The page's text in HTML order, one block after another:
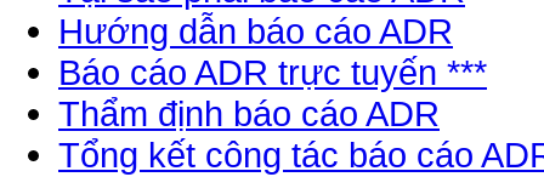
Hướng dẫn báo cáo ADR
Báo cáo ADR trực tuyến ***
Thẩm định báo cáo ADR
Tổng kết công tác báo cáo